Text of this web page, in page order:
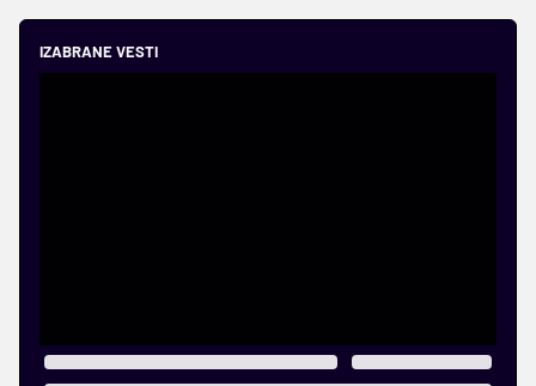
IZABRANE VESTI